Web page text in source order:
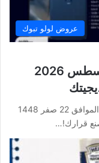
عروض لولو تبوك
عروض لولو تبوك الأسبوعية 5 أغسطس 2026
عروض لولو تبوك الأسبوعية 5 أغسطس 2026 الموافق 22 صفر 1448
قرارك!…